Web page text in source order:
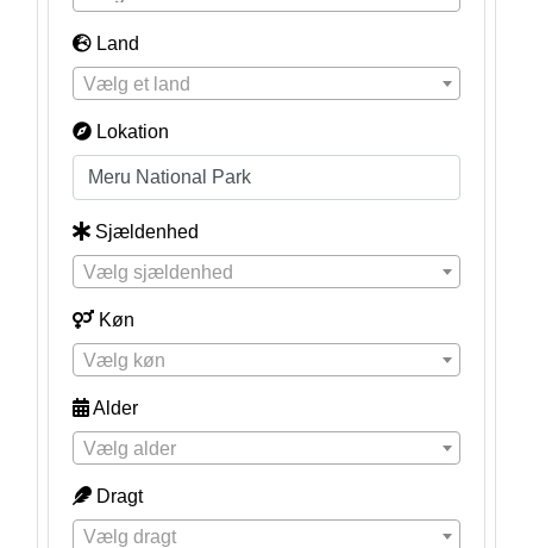
Land
Vælg et land
Lokation
Sjældenhed
Vælg sjældenhed
Køn
Vælg køn
Alder
Vælg alder
Dragt
Vælg dragt